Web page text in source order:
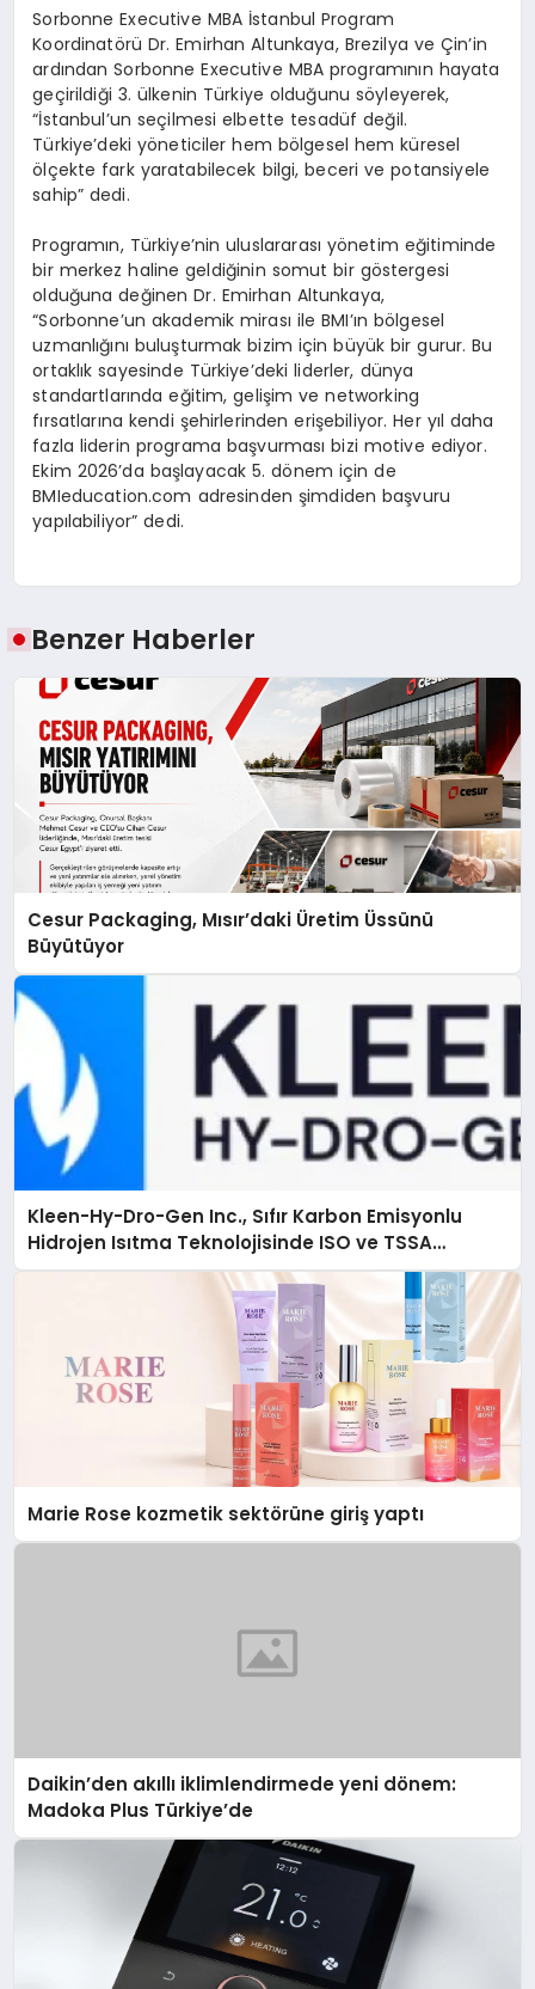
Sorbonne Executive MBA İstanbul Program
Koordinatörü Dr. Emirhan Altunkaya, Brezilya ve Çin’in
ardından Sorbonne Executive MBA programının hayata
geçirildiği 3. ülkenin Türkiye olduğunu söyleyerek,
“İstanbul’un seçilmesi elbette tesadüf değil.
Türkiye’deki yöneticiler hem bölgesel hem küresel
ölçekte fark yaratabilecek bilgi, beceri ve potansiyele
sahip” dedi.
Programın, Türkiye’nin uluslararası yönetim eğitiminde
bir merkez haline geldiğinin somut bir göstergesi
olduğuna değinen Dr. Emirhan Altunkaya,
“Sorbonne’un akademik mirası ile BMI’ın bölgesel
uzmanlığını buluşturmak bizim için büyük bir gurur. Bu
ortaklık sayesinde Türkiye’deki liderler, dünya
standartlarında eğitim, gelişim ve networking
fırsatlarına kendi şehirlerinden erişebiliyor. Her yıl daha
fazla liderin programa başvurması bizi motive ediyor.
Ekim 2026’da başlayacak 5. dönem için de
BMIeducation.com adresinden şimdiden başvuru
yapılabiliyor” dedi.
Benzer Haberler
Cesur Packaging, Mısır’daki Üretim Üssünü
Büyütüyor
Kleen-Hy-Dro-Gen Inc., Sıfır Karbon Emisyonlu
Hidrojen Isıtma Teknolojisinde ISO ve TSSA
Düzenleyici Onaylarını Aldı
Marie Rose kozmetik sektörüne giriş yaptı
Daikin’den akıllı iklimlendirmede yeni dönem:
Madoka Plus Türkiye’de